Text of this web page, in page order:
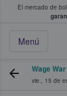
El mercado de
Menú
fans
Wage War
vie., 15 de